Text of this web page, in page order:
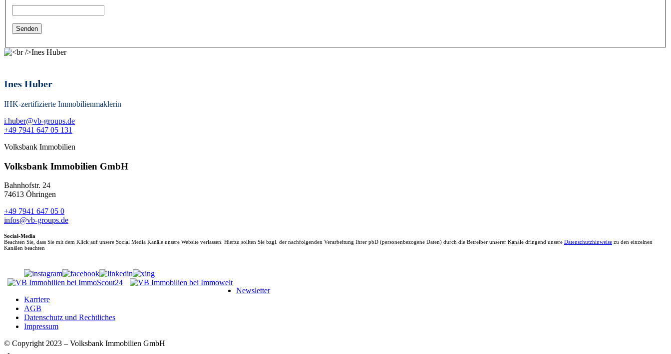
Ines Huber
IHK-zertifizierte Immobilienmaklerin
i.huber@vb-groups.de
+49 7941 647 05 131
Volksbank Immobilien
Volksbank Immobilien GmbH
Bahnhofstr. 24
74613 Öhringen
+49 7941 647 05 0
infos@vb-groups.de
Social-Media
Beachten Sie, dass Sie mit dem Klick auf unsere Social Media Kanäle unsere Website verlassen. Hierzu sollten Sie bzgl. der nachfolgenden Verarbeitung Ihrer pbD (personenbezogene Daten) durch die Betreiber unserer Kanäle dringend unsere Datenschutzhinweise zu den einzelnen
Kanälen beachten
Newsletter
Karriere
AGB
Datenschutz und Rechtliches
Impressum
© Copyright 2023 – Volksbank Immobilien GmbH